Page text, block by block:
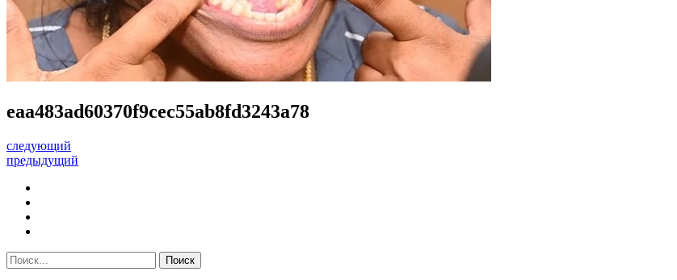
eaa483ad60370f9cec55ab8fd3243a78
следующий
предыдущий